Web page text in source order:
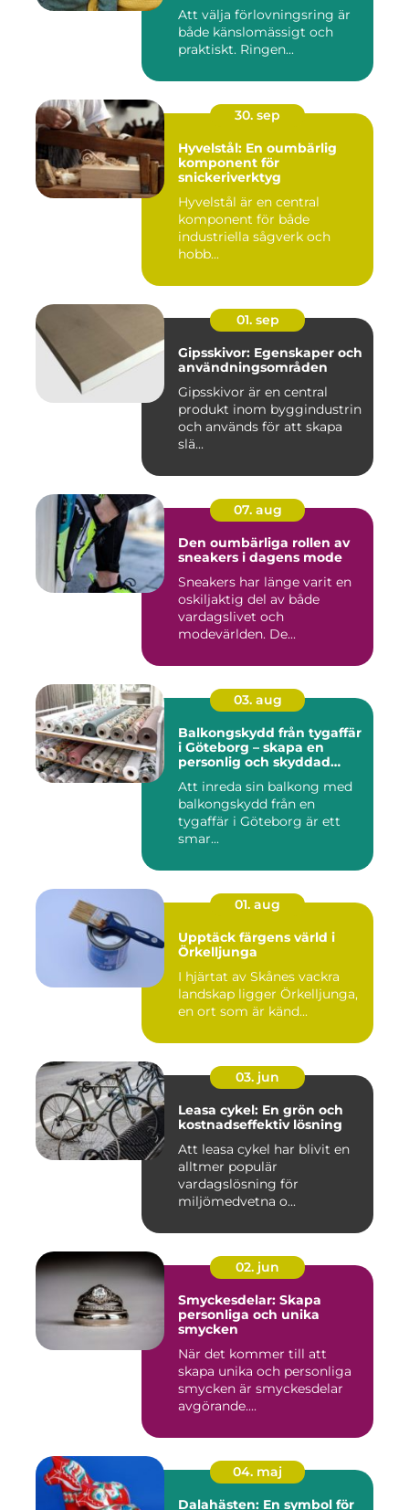
Att välja förlovningsring är
både känslomässigt och
praktiskt. Ringen...
30. sep
Hyvelstål: En oumbärlig
komponent för
snickeriverktyg
Hyvelstål är en central
komponent för både
industriella sågverk och
hobb...
01. sep
Gipsskivor: Egenskaper och
användningsområden
Gipsskivor är en central
produkt inom byggindustrin
och används för att skapa
slä...
07. aug
Den oumbärliga rollen av
sneakers i dagens mode
Sneakers har länge varit en
oskiljaktig del av både
vardagslivet och
modevärlden. De...
03. aug
Balkongskydd från tygaffär
i Göteborg – skapa en
personlig och skyddad
Att inreda sin balkong med
balkongskydd från en
tygaffär i Göteborg är ett
smar...
01. aug
Upptäck färgens värld i
Örkelljunga
I hjärtat av Skånes vackra
landskap ligger Örkelljunga,
en ort som är känd...
03. jun
Leasa cykel: En grön och
kostnadseffektiv lösning
Att leasa cykel har blivit en
alltmer populär
vardagslösning för
miljömedvetna o...
02. jun
Smyckesdelar: Skapa
personliga och unika
smycken
När det kommer till att
skapa unika och personliga
smycken är smyckesdelar
avgörande....
04. maj
Dalahästen: En symbol för